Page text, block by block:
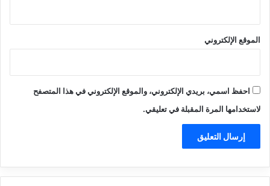
الموقع الإلكتروني
احفظ اسمي، بريدي الإلكتروني، والموقع الإلكتروني في هذا المتصفح
لاستخدامها المرة المقبلة في تعليقي.